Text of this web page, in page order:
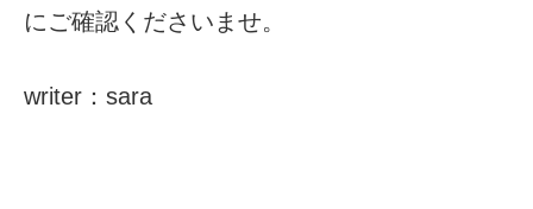
にご確認くださいませ。
writer：sara